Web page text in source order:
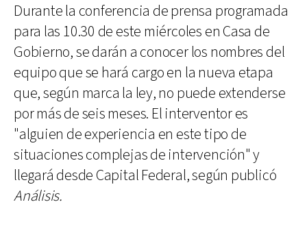
Durante la conferencia de prensa programada
para las 10.30 de este miércoles en Casa de
Gobierno, se darán a conocer los nombres del
equipo que se hará cargo en la nueva etapa
que, según marca la ley, no puede extenderse
por más de seis meses. El interventor es
"alguien de experiencia en este tipo de
situaciones complejas de intervención" y
llegará desde Capital Federal, según publicó
Análisis.